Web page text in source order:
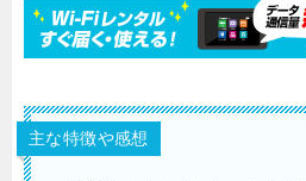
主な特徴や感想